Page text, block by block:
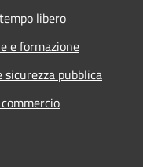
libero
e formazione
sicurezza pubblica